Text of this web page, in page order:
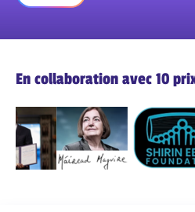
En collaboration avec 10